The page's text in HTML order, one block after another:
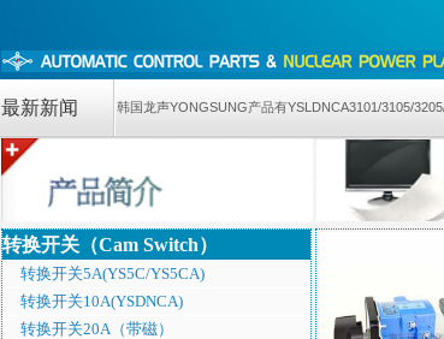
韩国龙声YONGSUNG产品有YSLDNCA3101/3105/
最新新闻
转换开关（Cam Switch）
转换开关5A(YS5C/YS5CA)
转换开关10A(YSDNCA)
转换开关20A（带磁）